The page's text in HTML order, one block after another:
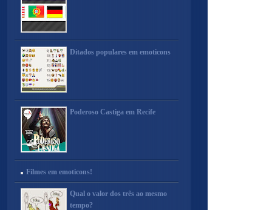
Ditados populares em emoticons
Poderoso Castiga em Recife
Filmes em emoticons!
Qual o valor dos três ao mesmo
tempo?